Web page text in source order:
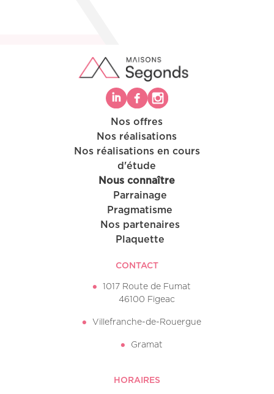
Nos offres
Nos réalisations
Nos réalisations en cours
d'étude
Nous connaître
Parrainage
Pragmatisme
Nos partenaires
Plaquette
CONTACT
1017 Route de Fumat
46100 Figeac
Villefranche-de-Rouergue
Gramat
HORAIRES